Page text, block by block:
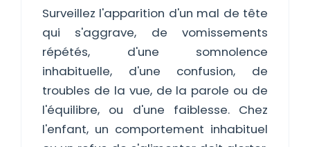
Surveillez l'apparition d'un mal de tête
qui s'aggrave, de vomissements
répétés, d'une somnolence
inhabituelle, d'une confusion, de
troubles de la vue, de la parole ou de
l'équilibre, ou d'une faiblesse. Chez
l'enfant, un comportement inhabituel